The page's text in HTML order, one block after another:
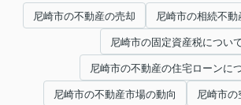
尼崎市の不動産の売却 尼崎市の相続不
尼崎市の固定資産税につい
尼崎市の不動産の住宅ローンに
尼崎市の不動産市場の動向 尼崎市